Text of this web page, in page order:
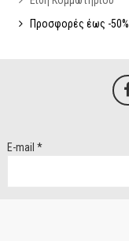
Προσφορές έως -50%
E-mail *